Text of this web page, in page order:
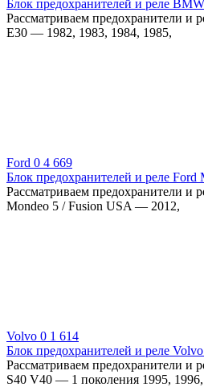
Блок предохранителей и реле
Рассматриваем предохранители и
E30 — 1982, 1983, 1984, 1985,
Ford 0 4 669
Блок предохранителей и реле Ford
Рассматриваем предохранители и
Mondeo 5 / Fusion USA — 2012,
Volvo 0 1 614
Блок предохранителей и реле
Рассматриваем предохранители и
S40 V40 — 1 поколения 1995, 1996,